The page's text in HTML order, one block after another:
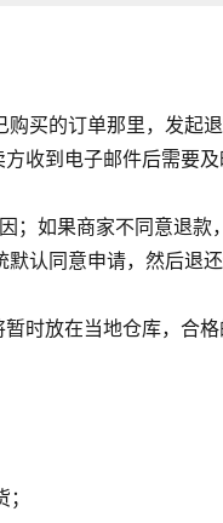
买的订单那里，发起
收到电子邮件后需要及
；如果商家不同意退款
认同意申请，然后退还
时放在当地仓库，合
；